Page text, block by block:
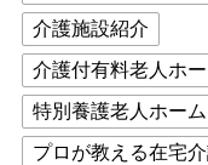
介護施設紹介
介護付有料老人ホー
特別養護老人ホーム
プロが教える在宅